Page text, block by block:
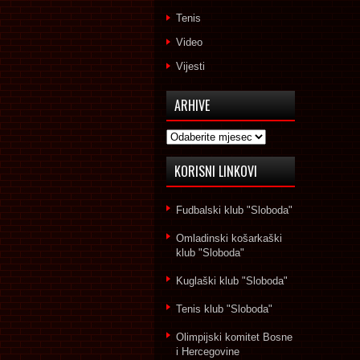
Tenis
Video
Vijesti
ARHIVE
Arhive
KORISNI LINKOVI
Fudbalski klub "Sloboda"
Omladinski košarkaški
klub "Sloboda"
Kuglaški klub "Sloboda"
Tenis klub "Sloboda"
Olimpijski komitet Bosne
i Hercegovine